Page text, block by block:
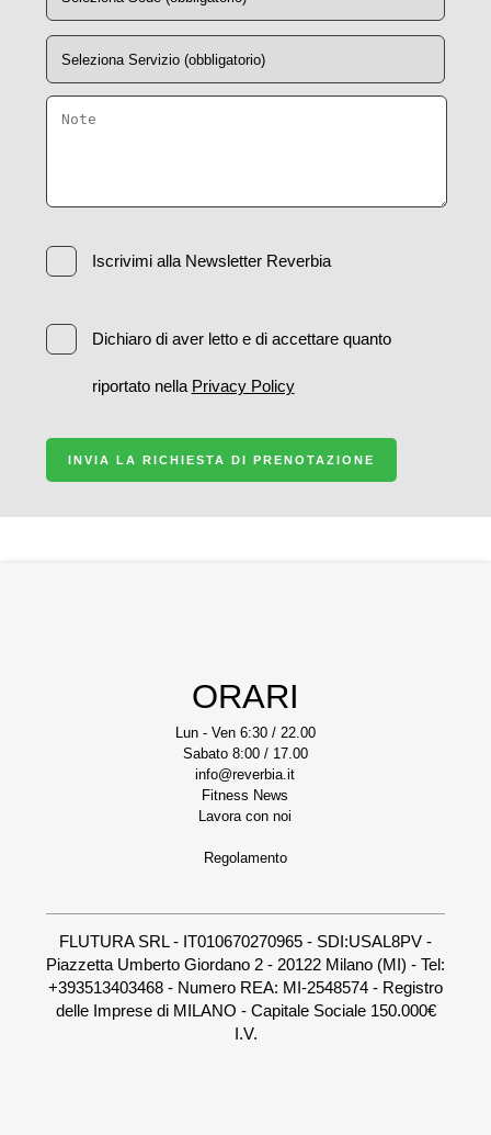
Iscrivimi alla Newsletter Reverbia
Dichiaro di aver letto e di accettare quanto
riportato nella Privacy Policy
INVIA LA RICHIESTA DI PRENOTAZIONE
ORARI
Lun - Ven 6:30 / 22.00
Sabato 8:00 / 17.00
info@reverbia.it
Fitness News
Lavora con noi
Regolamento
FLUTURA SRL - IT010670270965 - SDI:USAL8PV -
Piazzetta Umberto Giordano 2 - 20122 Milano (MI) - Tel:
+393513403468 - Numero REA: MI-2548574 - Registro
delle Imprese di MILANO - Capitale Sociale 150.000€
I.V.